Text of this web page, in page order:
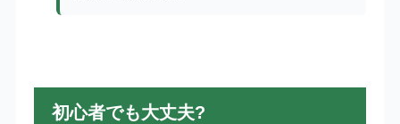
初心者でも大丈夫?